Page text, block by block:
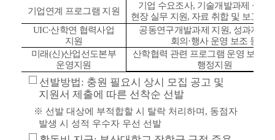
기업연계 프로그램 지원
기업 수요조사, 기술개발과제 실적
현장 실무 지원, 자료 취합 및 보고서
UIC·산학연 협력사업
지원
공동연구개발과제 지원, 성과자료
회의 ·행사 운영 보조 등
미래(신 )산업선도본부
운영지원
산학협력 관련 프로그램 운영 보조
행정지원
선발방법: 충원 필요시 상시 모집 공고 및
지원서 제출에 따른 선착순 선발
※ 선발 대상에 부적합할 시 탈락 처리하며 , 동점자
발생 시 성적 우수자 우선 선발